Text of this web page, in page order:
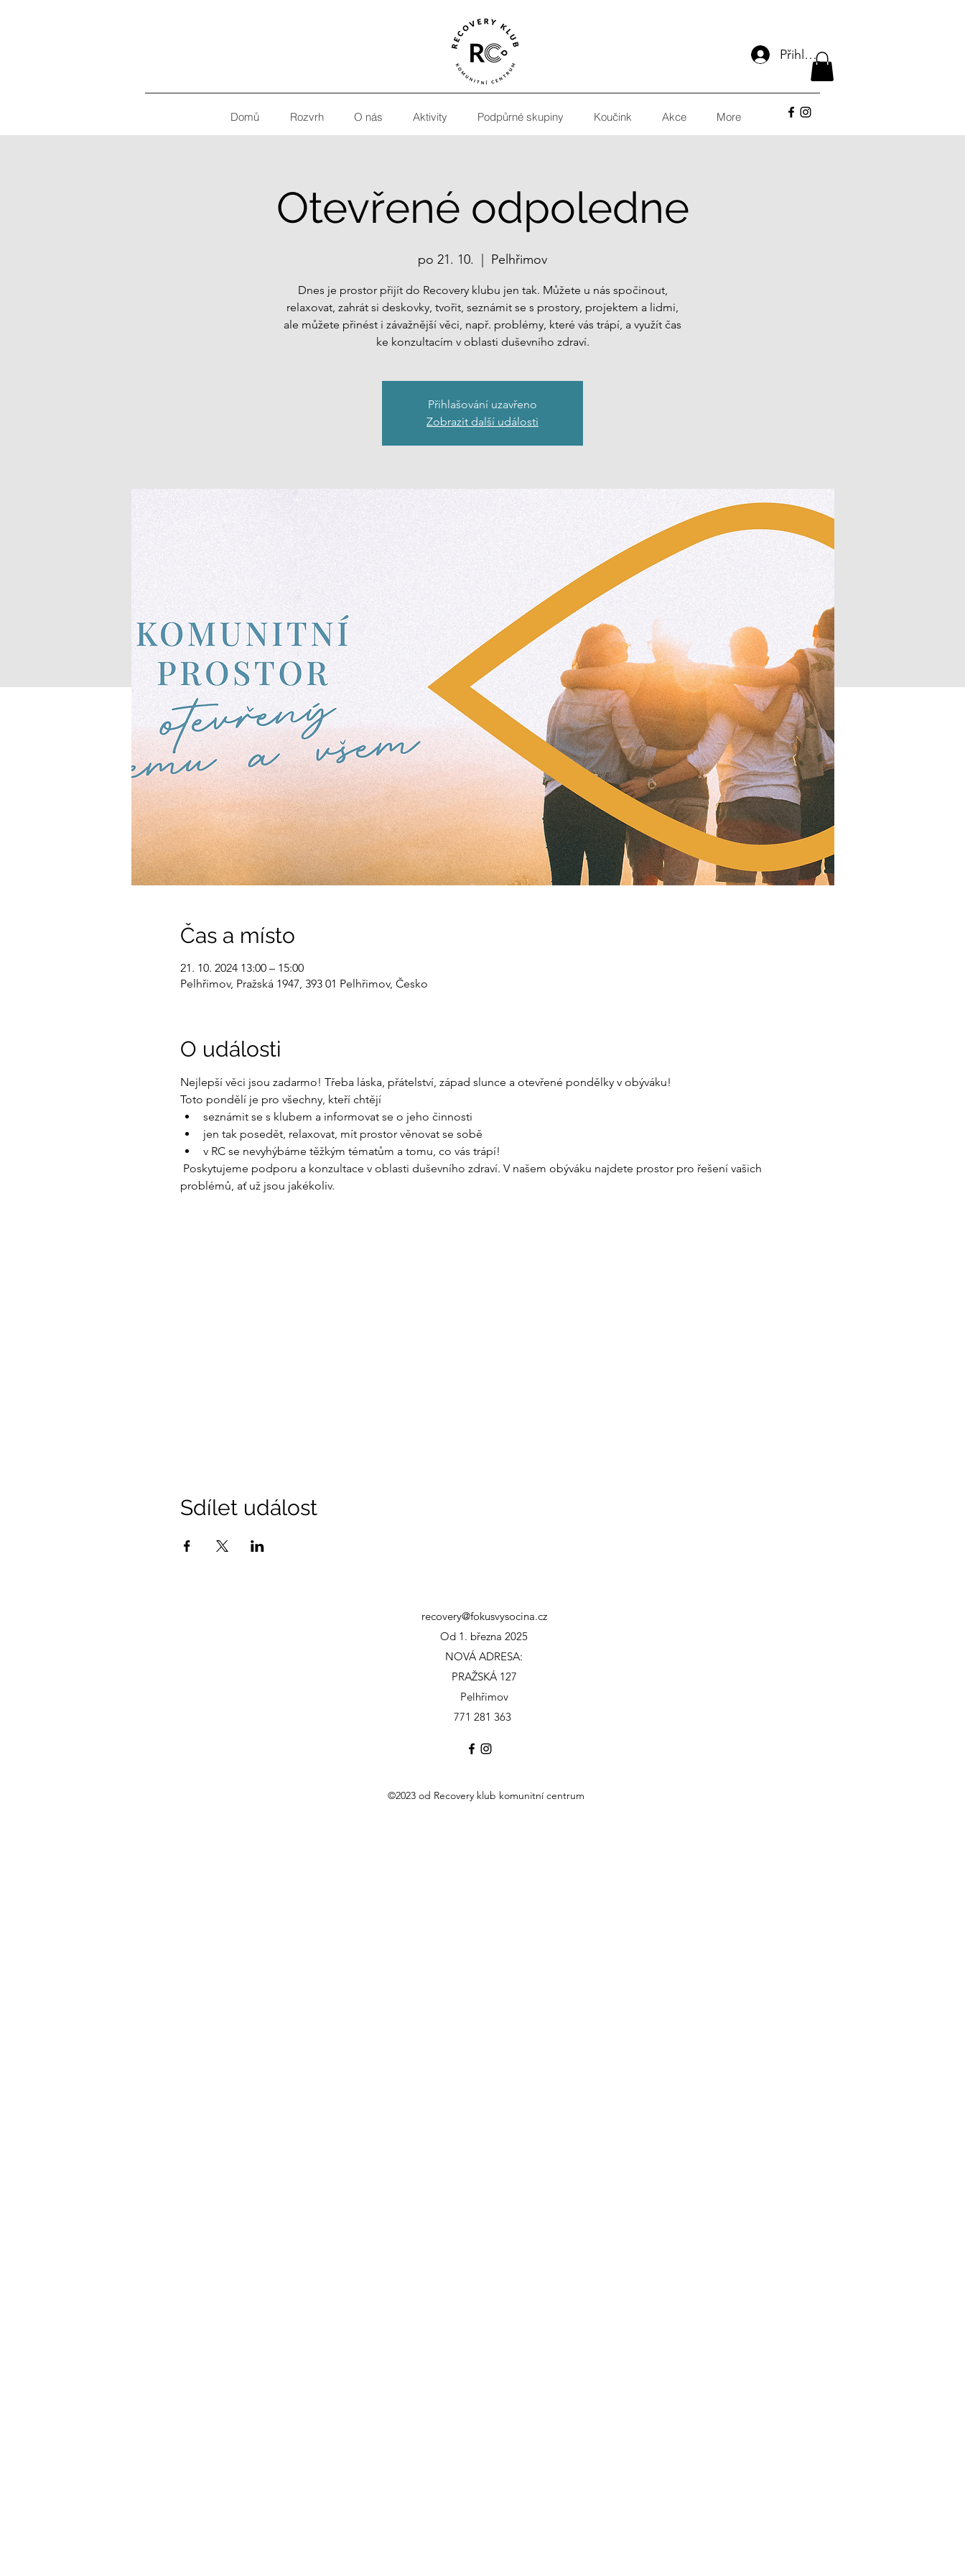
Přihlásit se
Domů Rozvrh O nás Aktivity Podpůrné skupiny Koučink Akce More
Otevřené odpoledne
po 21. 10.
  |
Pelhřimov
Dnes je prostor přijít do Recovery klubu jen tak. Můžete u nás spočinout,
relaxovat, zahrát si deskovky, tvořit, seznámit se s prostory, projektem a lidmi,
ale můžete přinést i závažnější věci, např. problémy, které vás trápí, a využít čas
ke konzultacím v oblasti duševního zdraví.
Přihlašování uzavřeno
Zobrazit další události
Čas a místo
21. 10. 2024 13:00 – 15:00
Pelhřimov, Pražská 1947, 393 01 Pelhřimov, Česko
O události
Nejlepší věci jsou zadarmo! Třeba láska, přátelství, západ slunce a otevřené pondělky v obýváku!
Toto pondělí je pro všechny, kteří chtějí
seznámit se s klubem a informovat se o jeho činnosti
jen tak posedět, relaxovat, mít prostor věnovat se sobě
v RC se nevyhýbáme těžkým tématům a tomu, co vás trápí!
Poskytujeme podporu a konzultace v oblasti duševního zdraví. V našem obýváku najdete prostor pro řešení vašich
problémů, ať už jsou jakékoliv.
Sdílet událost
recovery@fokusvysocina.cz
Od 1. března 2025
NOVÁ ADRESA:
PRAŽSKÁ 127
Pelhřimov
771 281 363
©2023 od Recovery klub komunitní centrum